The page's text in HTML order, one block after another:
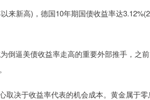
来新高)，德国10年期国债收益率达
倒逼美债收益率走高的重要外部推手，之
取决于收益率代表的机会成本。黄金属于零